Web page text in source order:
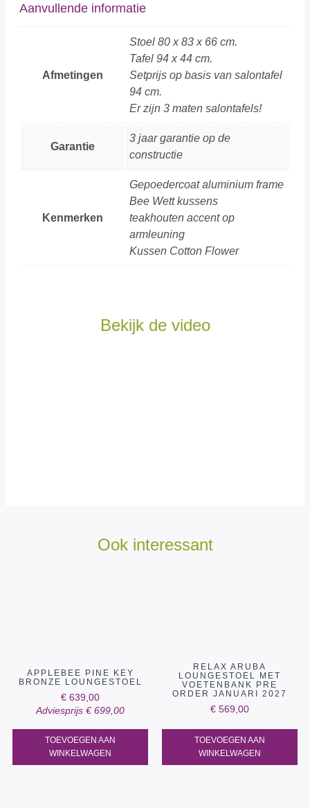
Aanvullende informatie
Afmetingen
Stoel 80 x 83 x 66 cm.
Tafel 94 x 44 cm.
Setprijs op basis van salontafel
94 cm.
Er zijn 3 maten salontafels!
Garantie
3 jaar garantie op de
constructie
Kenmerken
Gepoedercoat aluminium frame
Bee Wett kussens
teakhouten accent op
armleuning
Kussen Cotton Flower
Bekijk de video
Ook interessant
APPLEBEE PINE KEY
BRONZE LOUNGESTOEL
€ 639,00
Adviesprijs €699,00
TOEVOEGEN AAN
WINKELWAGEN
RELAX ARUBA
LOUNGESTOEL MET
VOETENBANK PRE
ORDER JANUARI 2027
€ 569,00
TOEVOEGEN AAN
WINKELWAGEN